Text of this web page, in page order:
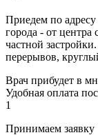
Приедем по адресу
города - от
частной
перерывов,
Врач прибудет в
Удобная оплата
1
Принимаем заявку